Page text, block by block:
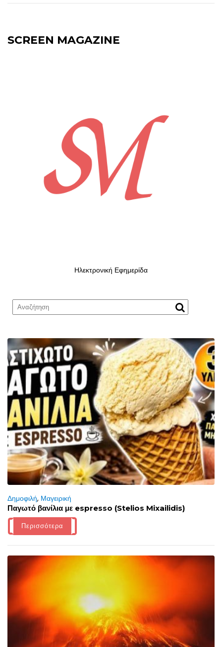
SCREEN MAGAZINE
Ηλεκτρονική Εφημερίδα
Δημοφιλή, Μαγειρική
Παγωτό βανίλια με espresso (Stelios Mixailidis)
Περισσότερα